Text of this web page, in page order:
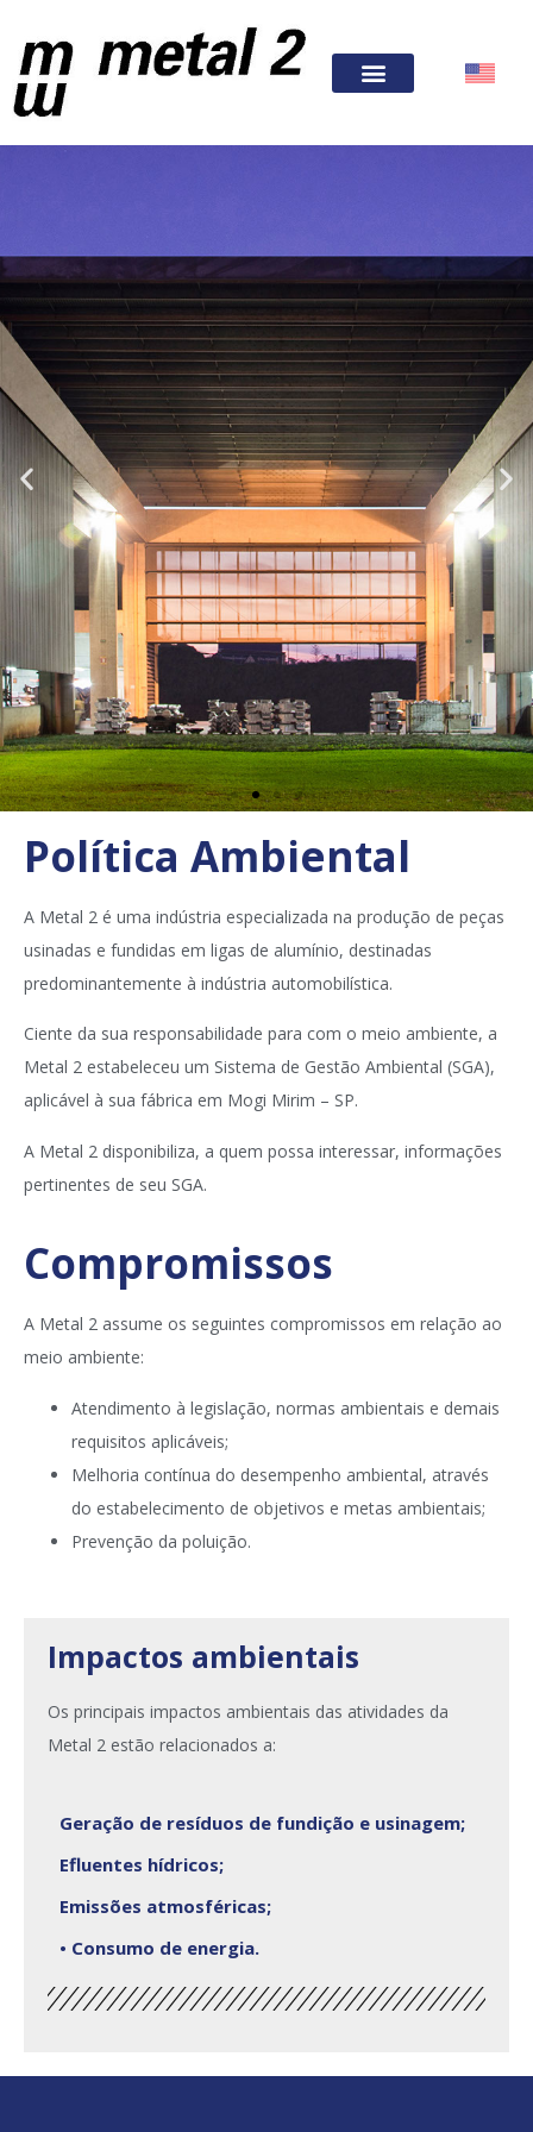
Política Ambiental
A Metal 2 é uma indústria especializada na produção de peças
usinadas e fundidas em ligas de alumínio, destinadas
predominantemente à indústria automobilística.
Ciente da sua responsabilidade para com o meio ambiente, a
Metal 2 estabeleceu um Sistema de Gestão Ambiental (SGA),
aplicável à sua fábrica em Mogi Mirim – SP.
A Metal 2 disponibiliza, a quem possa interessar, informações
pertinentes de seu SGA.
Compromissos
A Metal 2 assume os seguintes compromissos em relação ao
meio ambiente:
Atendimento à legislação, normas ambientais e demais
requisitos aplicáveis;
Melhoria contínua do desempenho ambiental, através
do estabelecimento de objetivos e metas ambientais;
Prevenção da poluição.
Impactos ambientais
Os principais impactos ambientais das atividades da
Metal 2 estão relacionados a:
Geração de resíduos de fundição e usinagem;
Efluentes hídricos;
Emissões atmosféricas;
• Consumo de energia.